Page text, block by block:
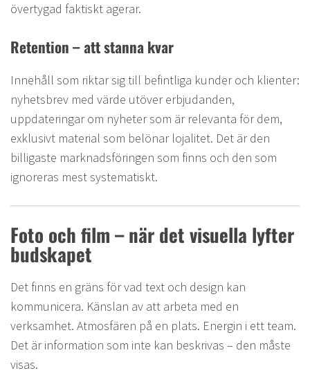
övertygad faktiskt agerar.
Retention – att stanna kvar
Innehåll som riktar sig till befintliga kunder och klienter:
nyhetsbrev med värde utöver erbjudanden,
uppdateringar om nyheter som är relevanta för dem,
exklusivt material som belönar lojalitet. Det är den
billigaste marknadsföringen som finns och den som
ignoreras mest systematiskt.
Foto och film – när det visuella lyfter
budskapet
Det finns en gräns för vad text och design kan
kommunicera. Känslan av att arbeta med en
verksamhet. Atmosfären på en plats. Energin i ett team.
Det är information som inte kan beskrivas – den måste
visas.